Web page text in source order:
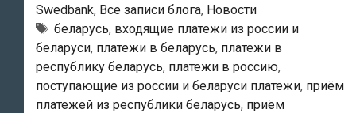
платежи
в
Россию
и
Беларусь
Swedbank, Все записи блога, Новости
Тэги
беларусь, входящие платежи из россии и
беларуси, платежи в беларусь, платежи в
республику беларусь, платежи в россию,
поступающие из россии и беларуси платежи, приём
платежей из республики беларусь, приём